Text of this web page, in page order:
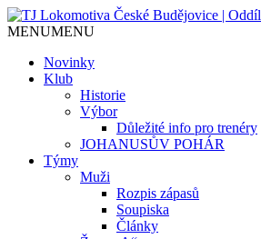
TJ Lokomotiva
Jediný házenkářský klub v
MENUMENU
Novinky
Klub
Historie
Výbor
Důležité info pro trenéry
JOHANUSŮV POHÁR
Týmy
Muži
Rozpis zápasů
Soupiska
Články